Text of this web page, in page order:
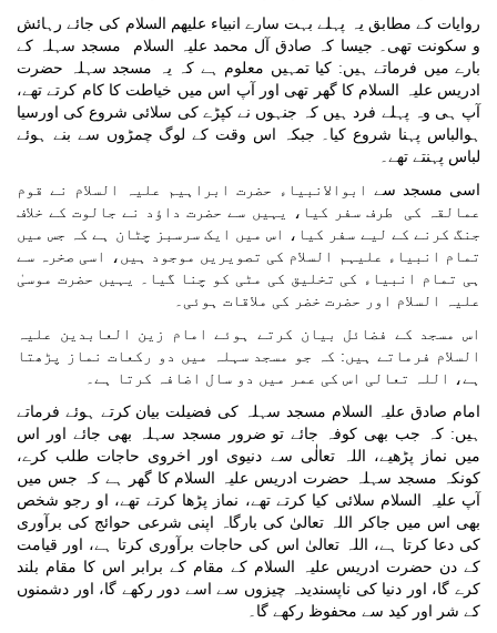
روایات کے مطابق یہ پہلے بہت سارے انبیاء علیھم السلام کی جائے رہائش
و سکونت تھی۔ جیسا کہ صادق آل محمد علیہ السلام مسجد سہلہ کے
بارے میں فرماتے ہیں: کیا تمہیں معلوم ہے کہ یہ مسجد سہلہ حضرت
ادریس علیہ السلام کا گھر تھی اور آپ اس میں خیاطت کا کام کرتے تھے،
آپ ہی وہ پہلے فرد ہیں کہ جنہوں نے کپڑے کی سلائی شروع کی اورسیا
ہوالباس پہنا شروع کیا۔ جبکہ اس وقت کے لوگ چمڑوں سے بنے ہوئے
لباس پہنتے تھے۔
اسی مسجد سے ابوالانبیاء حضرت ابراہیم علیہ السلام نے قوم
عمالقہ کی طرف سفر کیا، یہیں سے حضرت داؤد نے جالوت کے خلاف
جنگ کرنے کے لیے سفر کیا، اس میں ایک سرسبز چٹان ہے کہ جس میں
تمام انبیاء علیہم السلام کی تصویریں موجود ہیں، اسی صخرہ سے
ہی تمام انبیاء کی تخلیق کی مٹی کو چنا گیا۔ یہیں حضرت موسیٰ
علیہ السلام اور حضرت خضر کی ملاقات ہوئی۔
اس مسجد کے فضائل بیان کرتے ہوئے امام زین العابدین علیہ
السلام فرماتے ہیں: کہ جو مسجد سہلہ میں دو رکعات نماز پڑھتا
ہے، اللہ تعالی اس کی عمر میں دو سال اضافہ کرتا ہے۔
امام صادق علیہ السلام مسجد سہلہ کی فضیلت بیان کرتے ہوئے فرماتے
ہیں: کہ جب بھی کوفہ جائے تو ضرور مسجد سہلہ بھی جائے اور اس
میں نماز پڑھیے، اللہ تعالٰی سے دنیوی اور اخروی حاجات طلب کرے،
کونکہ مسجد سہلہ حضرت ادریس علیہ السلام کا گھر ہے کہ جس میں
آپ علیہ السلام سلائی کیا کرتے تھے، نماز پڑھا کرتے تھے، او رجو شخص
بھی اس میں جاکر اللہ تعالیٰ کی بارگاہ اپنی شرعی حوائج کی برآوری
کی دعا کرتا ہے، اللہ تعالیٰ اس کی حاجات برآوری کرتا ہے، اور قیامت
کے دن حضرت ادریس علیہ السلام کے مقام کے برابر اس کا مقام بلند
کرے گا، اور دنیا کی ناپسندیدہ چیزوں سے اسے دور رکھے گا، اور دشمنوں
کے شر اور کید سے محفوظ رکھے گا۔